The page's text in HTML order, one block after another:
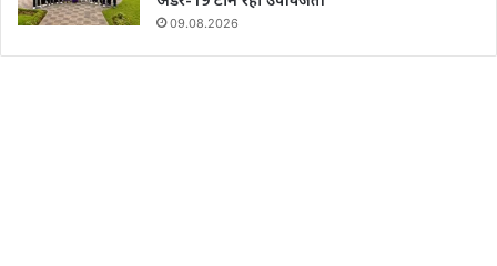
09.08.2026